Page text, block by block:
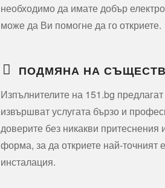
необходимо да имате добър
може да Ви помогне да го откриете.
ПОДМЯНА НА
Изпълнителите на 151.bg
извършват услугата бързо и
доверите без никакви
форма, за да откриете най-точният
инсталация.